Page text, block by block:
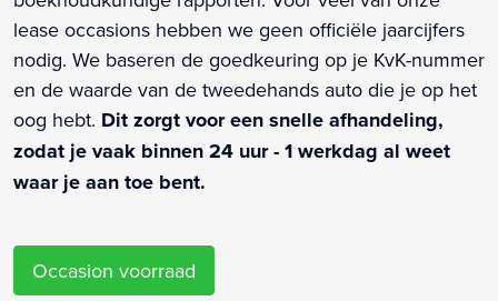
lease occasions hebben we geen officiële jaarcijfers
nodig. We baseren de goedkeuring op je KvK-nummer
en de waarde van de tweedehands auto die je op het
oog hebt. Dit zorgt voor een snelle afhandeling,
zodat je vaak binnen 24 uur - 1 werkdag al weet
waar je aan toe bent.
Occasion voorraad